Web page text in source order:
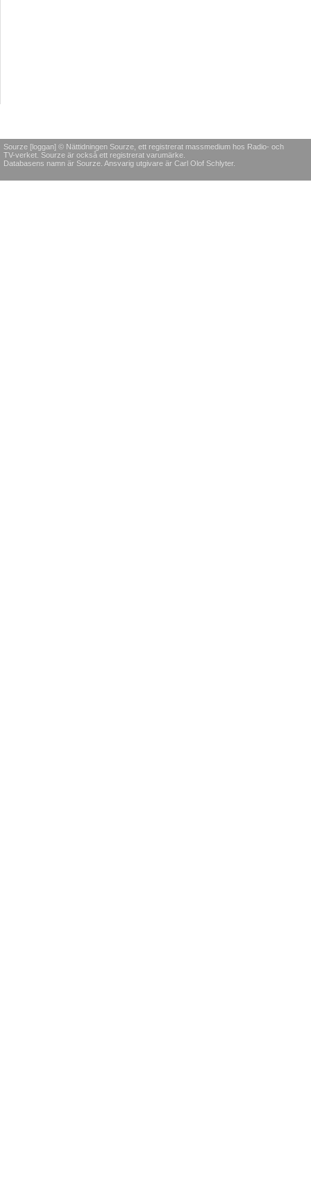
Sourze [loggan] © Nättidningen Sourze, ett registrerat massmedium hos Radio- och
TV-verket. Sourze är också ett registrerat varumärke.
Databasens namn är Sourze. Ansvarig utgivare är Carl Olof Schlyter.